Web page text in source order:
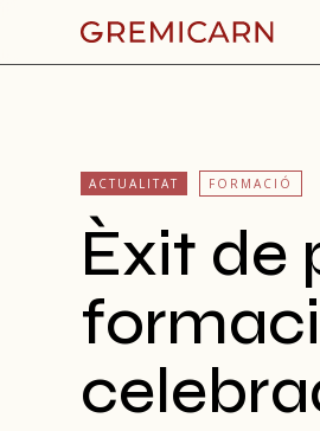
ACTUALITAT FORMACIÓ
Èxit de